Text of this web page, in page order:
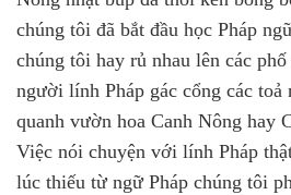
chúng tôi đã bắt đầu học Pháp
chúng tôi hay rủ nhau lên các
người lính Pháp gác cổng các toả
quanh vườn hoa Canh Nông hay
Việc nói chuyện với lính Pháp
lúc thiếu từ ngữ Pháp chúng tôi